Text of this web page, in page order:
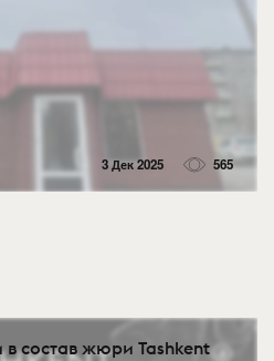
3 Дек 2025 565
состав жюри Tashkent